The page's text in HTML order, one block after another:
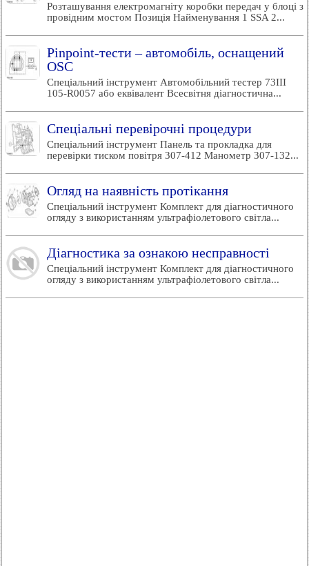
Розташування електромагніту коробки передач у блоці з
провідним мостом Позиція Найменування 1 SSA 2...
Pinpoint-тести – автомобіль, оснащений
OSC
Спеціальний інструмент Автомобільний тестер 73III
105-R0057 або еквівалент Всесвітня діагностична...
Спеціальні перевірочні процедури
Спеціальний інструмент Панель та прокладка для
перевірки тиском повітря 307-412 Манометр 307-132...
Огляд на наявність протікання
Спеціальний інструмент Комплект для діагностичного
огляду з використанням ультрафіолетового світла...
Діагностика за ознакою несправності
Спеціальний інструмент Комплект для діагностичного
огляду з використанням ультрафіолетового світла...